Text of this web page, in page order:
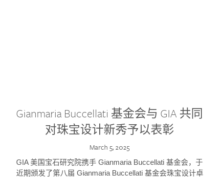
Gianmaria Buccellati 基金会与 GIA 共同
对珠宝设计新秀予以表彰
March 5, 2025
GIA 美国宝石研究院携手 Gianmaria Buccellati 基金会，于
近期颁发了第八届 Gianmaria Buccellati 基金会珠宝设计卓